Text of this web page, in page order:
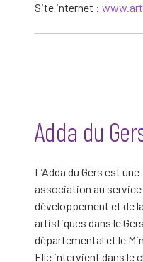
Site internet :
Adda du
L’Adda du Gers est une
association au service
développement et de
artistiques dans le
départemental et le
Elle intervient dans le